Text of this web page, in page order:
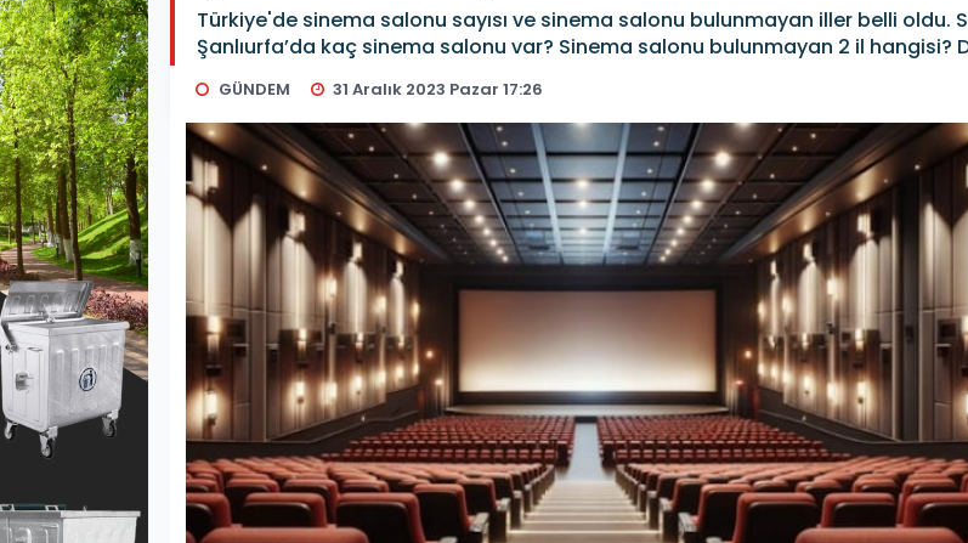
Türkiye'de sinema salonu sayısı ve sinema salonu bulunmayan iller belli
Şanlıurfa’da kaç sinema salonu var? Sinema salonu bulunmayan 2 il hangisi?
GÜNDEM 31 Aralık 2023 Pazar 17:26